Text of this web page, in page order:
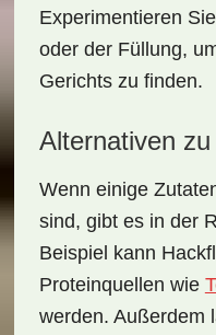
Experimentieren
oder der Füllung,
Gerichts zu finden.
Alternativen
Wenn einige
sind, gibt es in der
Beispiel kann
Proteinquellen wie
werden. Außerdem